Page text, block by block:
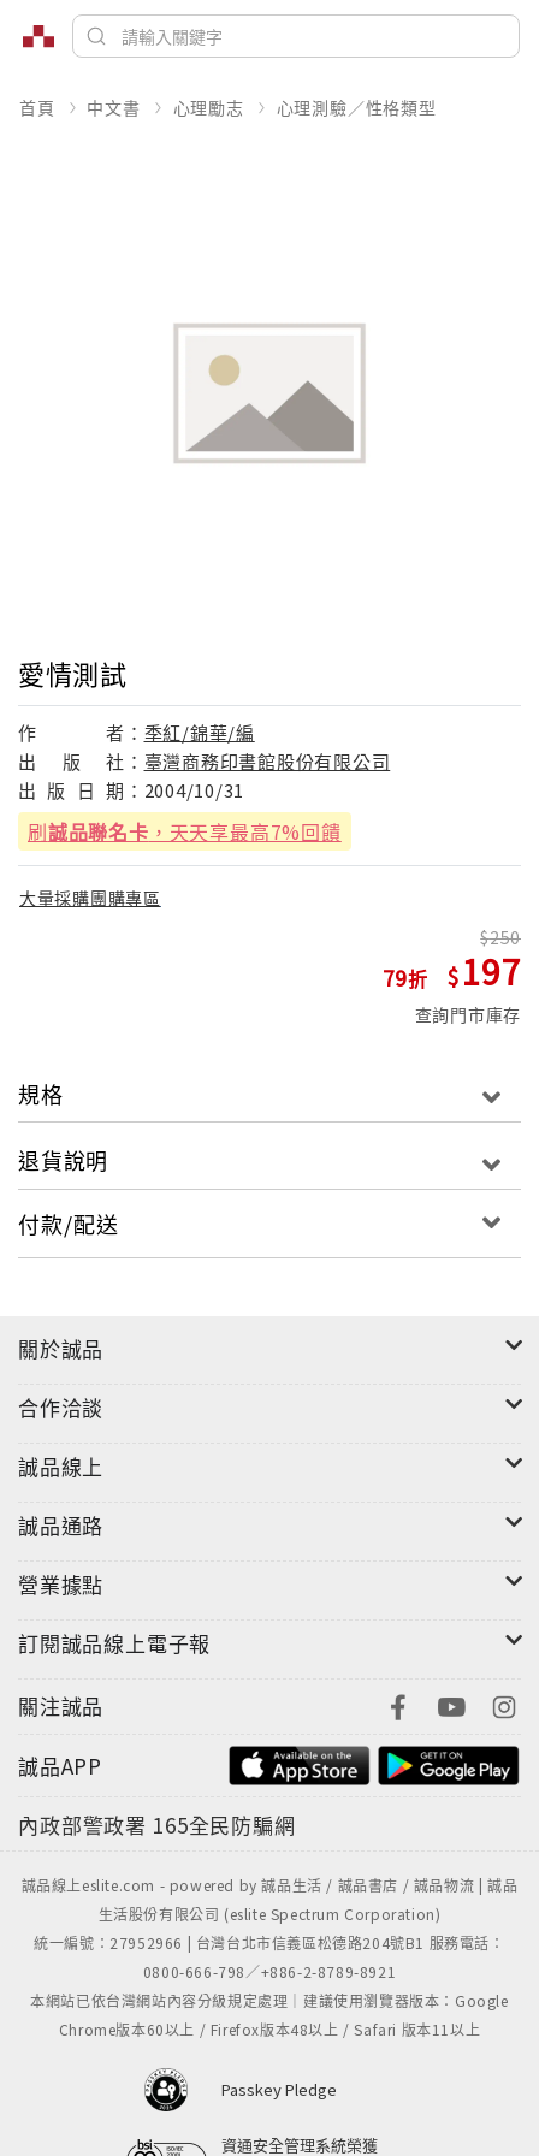
首頁 中文書 心理勵志 心理測驗／性格類型
愛情測試
作 者： 季紅/錦華/編
出
版 社： 臺灣商務印書館股份有限公司
出 版 日 期： 2004/10/31
刷誠品聯名卡 ，天天享最高7%回饋
大量採購團購專區
79
250
197
查詢門市庫存
規格
退貨說明
付款/配送
關於誠品
合作洽談
誠品線上
誠品通路
營業據點
訂閱誠品線上電子報
關注誠品
誠品APP
內政部警政署 165全民防騙網
誠品線上eslite.com - powered by 誠品生活 / 誠品書店 / 誠品物流 | 誠品
生活股份有限公司 (eslite Spectrum Corporation)
統一編號：27952966 | 台灣台北市信義區松德路204號B1 服務電話：
0800-666-798／+886-2-8789-8921
本網站已依台灣網站內容分級規定處理｜建議使用瀏覽器版本：Google
Chrome版本60以上 / Firefox版本48以上 / Safari 版本11以上
Passkey Pledge
資通安全管理系統榮獲